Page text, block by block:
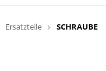
Ersatzteile SCHRAUBE